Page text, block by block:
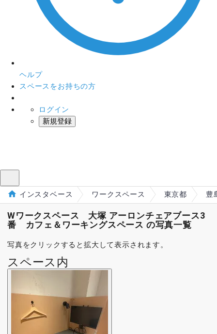
ヘルプ
スペースをお持ちの方
ログイン
新規登録
インスタベース ワークスペース 東京都 豊
Wワークスペース 大塚 アーロンチェアブース3
番 カフェ＆ワーキングスペース の写真一覧
写真をクリックすると拡大して表示されます。
スペース内